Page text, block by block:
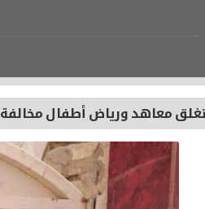
تغلق معاهد ورياض أطفال مخالفة